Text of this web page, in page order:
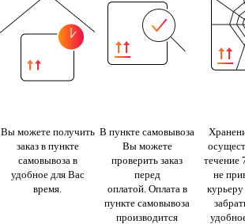
Вы можете получить
заказ в пункте
самовывоза в
удобное для Вас
время.
В пункте самовывоза
Вы можете
проверить заказ
перед
оплатой. Оплата в
пункте самовывоза
производится
течение
не